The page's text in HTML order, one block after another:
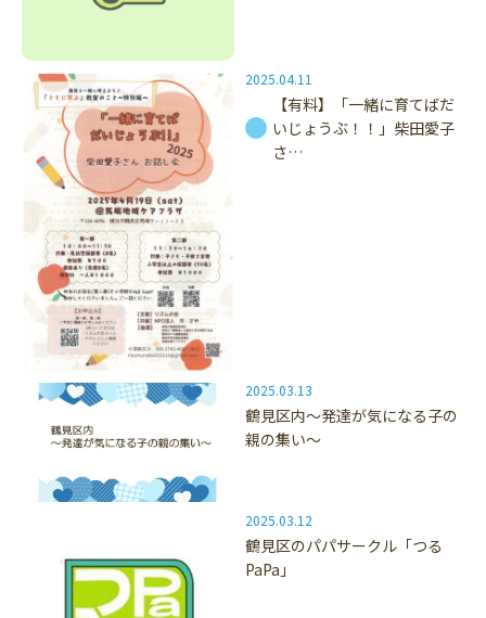
2025.04.11
【有料】「一緒に育てばだ
いじょうぶ！！」柴田愛子
さ…
2025.03.13
鶴見区内～発達が気になる子の
親の集い～
2025.03.12
鶴見区のパパサークル「つる
PaPa」